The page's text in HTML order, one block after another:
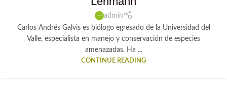
admin
Carlos Andrés Galvis es biólogo egresado de la Universidad del
Valle, especialista en manejo y conservación de especies
amenazadas. Ha ...
CONTINUE READING